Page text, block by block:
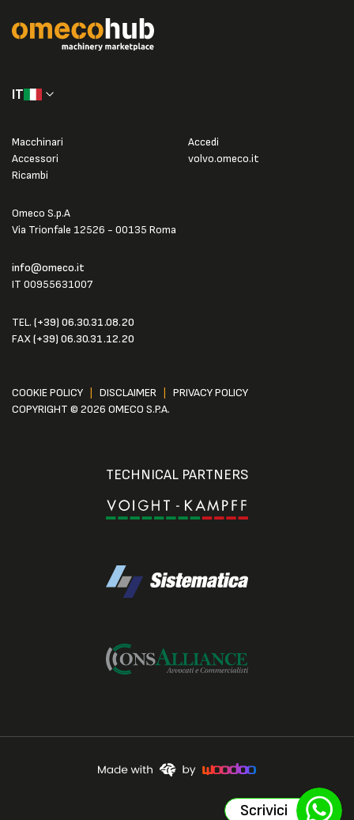
IT
Omeco S.p.A
Via Trionfale 12526 - 00135 Roma
info@omeco.it
IT 00955631007
TEL. (+39) 06.30.31.08.20
FAX(+39) 06.30.31.12.20
Macchinari
Accessori
Ricambi
Accedi
volvo.omeco.it
COOKIE POLICY DISCLAIMER
PRIVACY POLICY
COPYRIGHT © 2026 OMECO S.P.A.
TECHNICAL PARTNERS
Scrivici